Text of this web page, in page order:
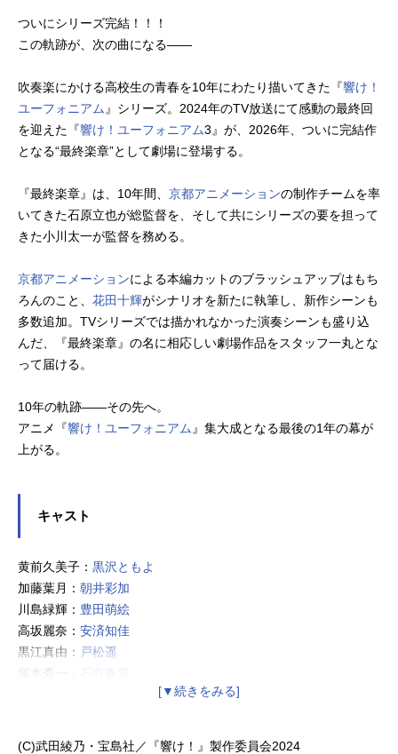
ついにシリーズ完結！！！
この軌跡が、次の曲になる――
吹奏楽にかける高校生の青春を10年にわたり描いてきた『響け！
ユーフォニアム 』シリーズ。2024年のTV放送にて感動の最終回
を迎えた『響け！ユーフォニアム3』が、2026年、ついに完結作
となる“最終楽章”として劇場に登場する。
『最終楽章』は、10年間、 京都アニメーションの制作チームを率
いてきた石原立也が総監督を、そして共にシリーズの要を担って
きた小川太一が監督を務める。
京都アニメーションによる本編カットのブラッシュアップはもち
ろんのこと、 花田十輝がシナリオを新たに執筆し、新作シーンも
多数追加。TVシリーズでは描かれなかった演奏シーンも盛り込
んだ、『最終楽章』の名に相応しい劇場作品をスタッフ一丸とな
って届ける。
10年の軌跡――その先へ。
アニメ『響け！ユーフォニアム 』集大成となる最後の1年の幕が
上がる。
キャスト
黄前久美子： 黒沢ともよ
加藤葉月： 朝井彩加
川島緑輝： 豊田萌絵
高坂麗奈： 安済知佳
黒江真由： 戸松遥
塚本秀一：
鈴木美玲：
七瀬彩夏
(C)武田綾乃・宝島社／『響け！』製作委員会2024